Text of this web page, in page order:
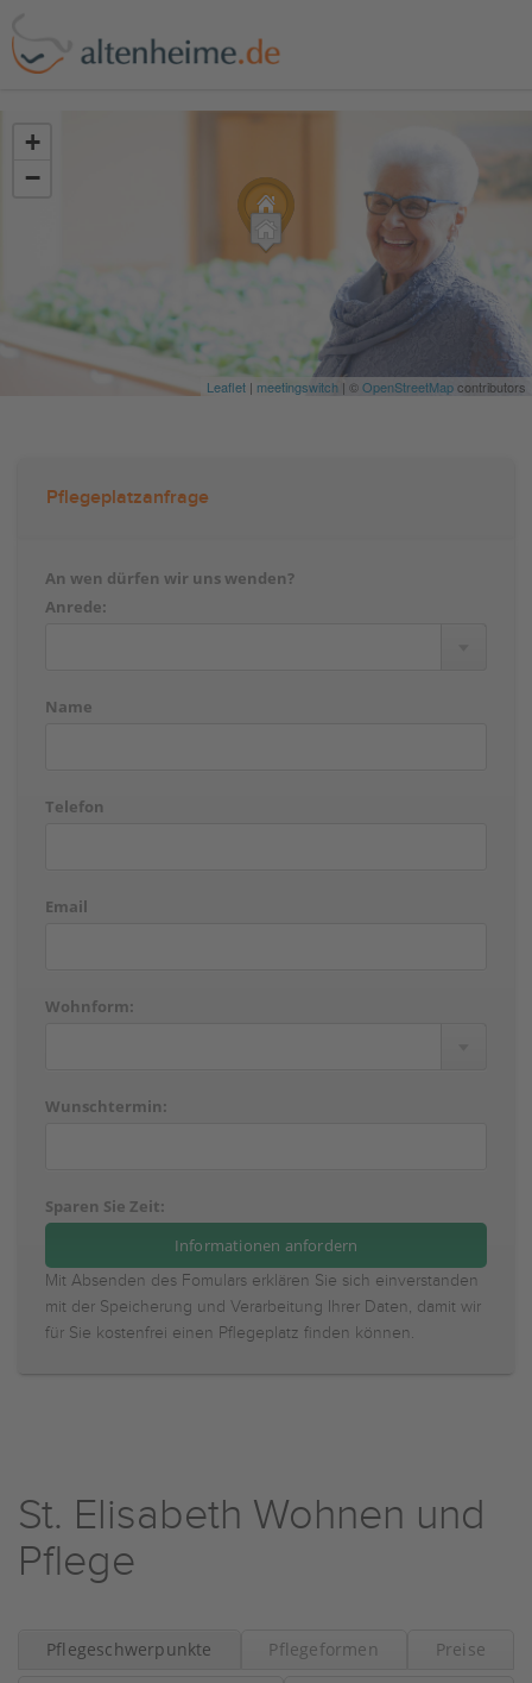
+
−
Leaflet | meetingswitch | ©OpenStreetMapcontributors
Pflegeplatzanfrage
An wen dürfen wir uns wenden?
Anrede:
Name
Telefon
Email
Wohnform:
Wunschtermin:
Sparen Sie Zeit:
Mit Absenden des Fomulars erklären Sie sich einverstanden
mit der Speicherung und Verarbeitung Ihrer Daten, damit wir
für Sie kostenfrei einen Pflegeplatz finden können.
St. Elisabeth Wohnen und
Pflege
Pflegeschwerpunkte Pflegeformen Preise